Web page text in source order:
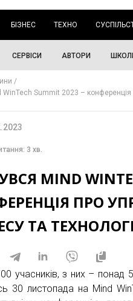
БІЗНЕС ТЕХНО
СЕРВІСИ АВТОРИ
WinTech Summit 2023 – конференція
3 хв.
MIND
ПРО
ТА
учасників, з них – понад
30 листопада на Mind